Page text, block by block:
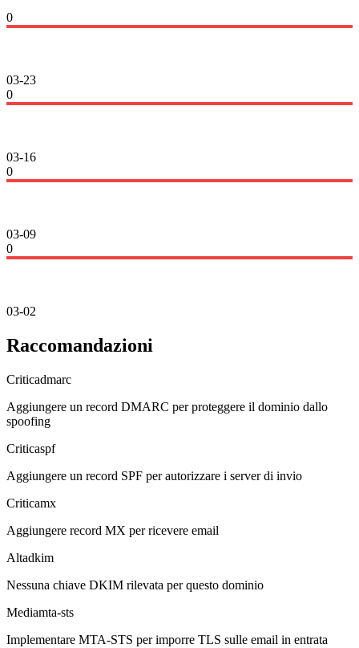
0
03-23
0
03-16
0
03-09
0
03-02
Raccomandazioni
Criticadmarc
Aggiungere un record DMARC per proteggere il dominio dallo
spoofing
Criticaspf
Aggiungere un record SPF per autorizzare i server di invio
Criticamx
Aggiungere record MX per ricevere email
Altadkim
Nessuna chiave DKIM rilevata per questo dominio
Mediamta-sts
Implementare MTA-STS per imporre TLS sulle email in entrata